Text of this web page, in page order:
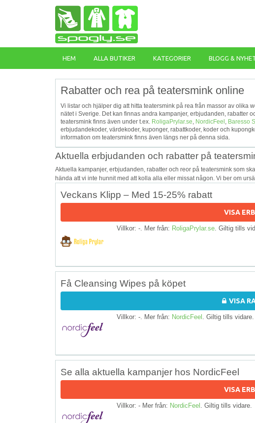
HEM ALLA BUTIKER KATEGORIER BLOGG &
Rabatter och rea på teatersmink online
Vi listar och hjälper dig att hitta teatersmink på rea från massor av olika
nätet i Sverige. Det kan finnas andra kampanjer, erbjudanden, rabatter
teatersmink finns även under t.ex. RoligaPrylar.se, NordicFeel , Baresso
erbjudandekoder, värdekoder, kuponger, rabattkoder, koder och
information om teatersmink finns även längs ner på denna sida.
Aktuella erbjudanden och rabatter på
Aktuella kampanjer, erbjudanden, rabatter och reor på teatersmink som
hända att vi inte hunnit med att kolla alla eller missat någon. Vi ber om
Veckans Klipp – Med 15-25% rabatt
VISA
Villkor: -. Mer från: RoligaPrylar.se . Giltig tills
Få Cleansing Wipes på köpet
VISA
Villkor: -. Mer från: NordicFeel . Giltig tills vidare.
Se alla aktuella kampanjer hos NordicFeel
VISA
Villkor: - Mer från: NordicFeel . Giltig tills vidare.